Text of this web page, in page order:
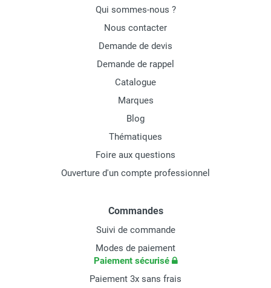
Qui sommes-nous ?
Nous contacter
Demande de devis
Demande de rappel
Catalogue
Marques
Blog
Thématiques
Foire aux questions
Ouverture d'un compte professionnel
Commandes
Suivi de commande
Modes de paiement
Paiement sécurisé
Paiement 3x sans frais